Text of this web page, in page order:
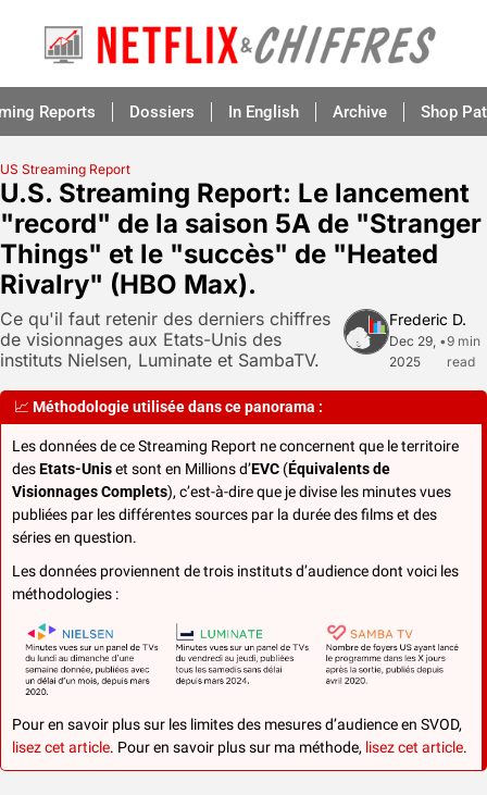
Reports Dossiers In English Archive Shop
US Streaming Report
U.S. Streaming Report: Le lancement
"record" de la saison 5A de "Stranger
Things" et le "succès" de "Heated
Rivalry" (HBO Max).
Ce qu'il faut retenir des derniers chiffres
de visionnages aux Etats-Unis des
instituts Nielsen, Luminate et SambaTV.
Frederic D.
Dec 29,
2025
•9 min
read
📈 Méthodologie utilisée dans ce panorama :
Les données de ce Streaming Report ne concernent que le territoire
des Etats-Unis et sont en Millions d’EVC (Équivalents de
Visionnages Complets), c’est-à-dire que je divise les minutes vues
publiées par les différentes sources par la durée des films et des
séries en question.
Les données proviennent de trois instituts d’audience dont voici les
méthodologies :
lisez cet article. Pour en savoir plus sur ma méthode, lisez cet article.